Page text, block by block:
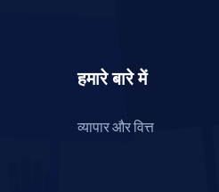
हमारे बारे में
व्यापार और वित्त